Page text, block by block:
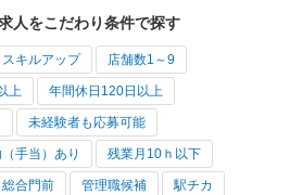
人をこだわり条件で探す
スキルアップ 店舗数1～9
上 年間休日120日以上
未経験者も応募可能
手当）あり 残業月10ｈ以下
総合門前 管理職候補 駅チカ